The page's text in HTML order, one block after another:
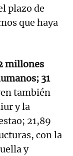
plazo de
que haya
millones
31
también
y la
21,89
con la
y